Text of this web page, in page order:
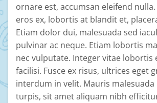
ornare est, accumsan eleifend
eros ex, lobortis at blandit et,
Etiam dolor dui, malesuada sed
pulvinar ac neque. Etiam lobortis
nec vulputate. Integer vitae lobortis
facilisi. Fusce ex risus, ultrices eget
interdum in velit. Mauris malesuada
turpis, sit amet aliquam nibh